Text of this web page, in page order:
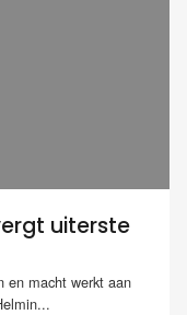
uiterste
en macht werkt aan